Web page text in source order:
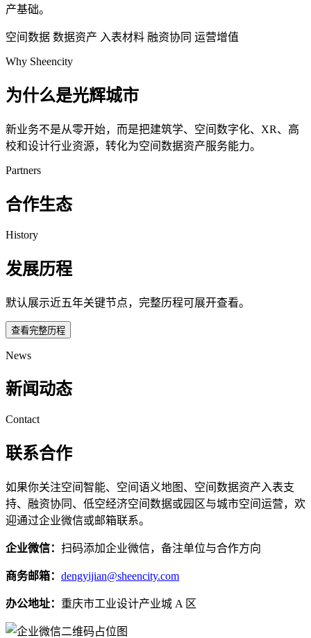
产基础。
空间数据 数据资产 入表材料 融资协同 运营增值
Why Sheencity
为什么是光辉城市
新业务不是从零开始，而是把建筑学、空间数字化、XR、高
校和设计行业资源，转化为空间数据资产服务能力。
Partners
合作生态
History
发展历程
默认展示近五年关键节点，完整历程可展开查看。
查看完整历程
News
新闻动态
Contact
联系合作
如果你关注空间智能、空间语义地图、空间数据资产入表支
持、融资协同、低空经济空间数据或园区与城市空间运营，欢
迎通过企业微信或邮箱联系。
企业微信： 扫码添加企业微信，备注单位与合作方向
商务邮箱： dengyijian@sheencity.com
办公地址： 重庆市工业设计产业城 A 区